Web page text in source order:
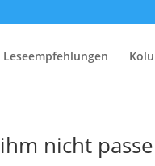
Leseempfehlungen
nicht